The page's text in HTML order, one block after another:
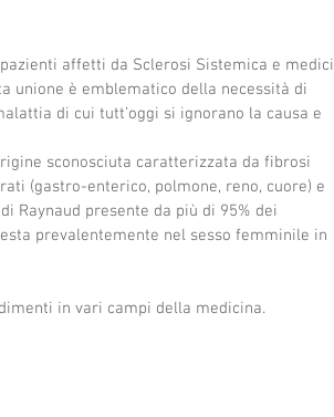
affetti da Sclerosi Sistemica e medici
unione è emblematico della necessità di
di cui tutt’oggi si ignorano la causa e
sconosciuta caratterizzata da fibrosi
(gastro-enterico, polmone, reno, cuore) e
Raynaud presente da più di 95% dei
prevalentemente nel sesso femminile in
in vari campi della medicina.